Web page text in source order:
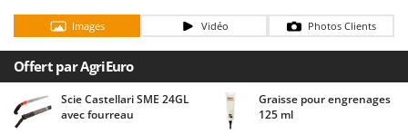
Chaudrons électriques pour polenta
Cisailles à gazon à batterie
Cisailles taille-haies manuelles
Climatiseurs
Compresseurs d'air électriques
Barbieri
Batavia
Benassi
Beper
Berkel
Images Vidéo Photos Clients
Offert par AgriEuro
Scie Castellari SME 24GL
avec fourreau
Graisse pour engrenages
125 ml